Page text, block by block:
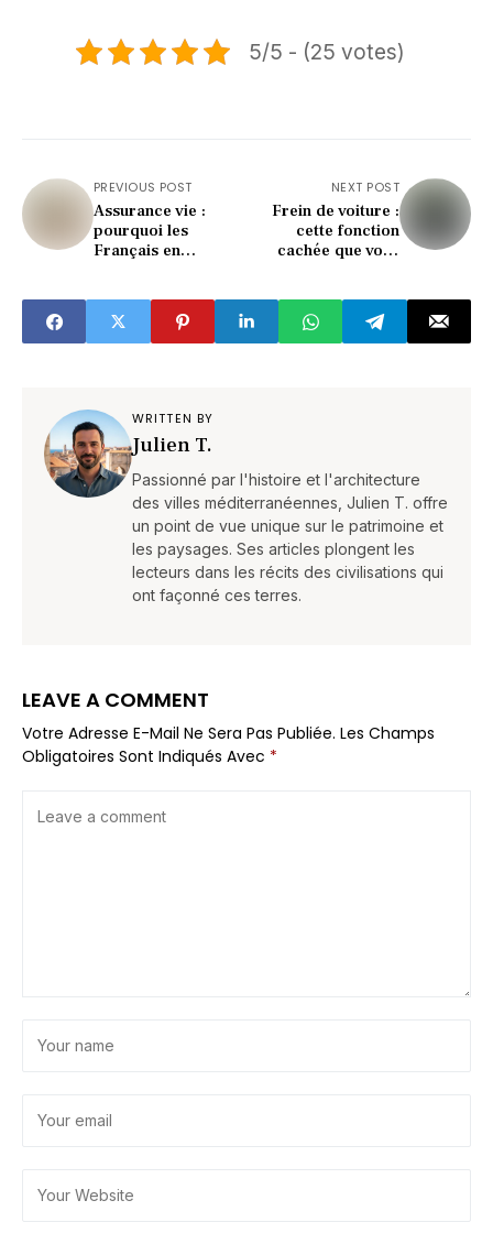
5/5 - (25 votes)
PREVIOUS POST
Assurance vie :
pourquoi les
Français en
NEXT POST
Frein de voiture :
cette fonction
cachée que vous
WRITTEN BY
Julien T.
Passionné par l'histoire et l'architecture
des villes méditerranéennes, Julien T. offre
un point de vue unique sur le patrimoine et
les paysages. Ses articles plongent les
lecteurs dans les récits des civilisations qui
ont façonné ces terres.
LEAVE A COMMENT
Votre Adresse E-Mail Ne Sera Pas Publiée. Les Champs
Obligatoires Sont Indiqués Avec *